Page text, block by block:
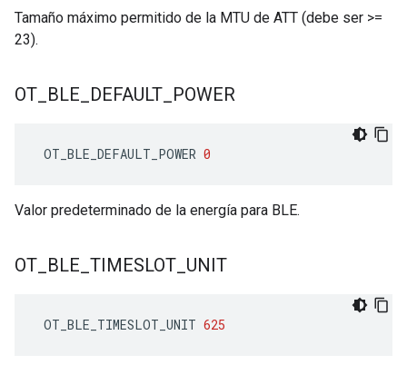
Tamaño máximo permitido de la MTU de ATT (debe ser >=
23).
OT BLE DEFAULT POWER
OT_BLE_DEFAULT_POWER 0
Valor predeterminado de la energía para BLE.
OT BLE TIMESLOT UNIT
OT_BLE_TIMESLOT_UNIT 625